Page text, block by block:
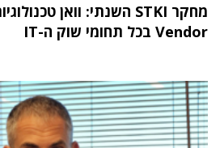
Vendor בכל תחומי שוק ה-IT